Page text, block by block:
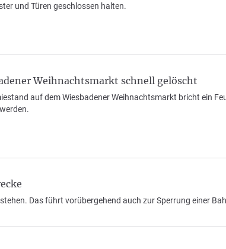
und Türen geschlossen halten.
Weihnachtsmarkt schnell gelöscht
auf dem Wiesbadener Weihnachtsmarkt bricht ein
Das führt vorübergehend auch zur Sperrung einer